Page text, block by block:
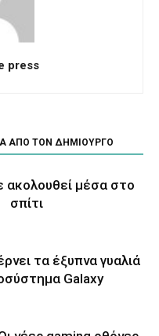
press
ΑΠΟ ΤΟΝ ΔΗΜΙΟΥΡΓΟ
ακολουθεί μέσα στο
σπίτι
τα έξυπνα γυαλιά
Galaxy